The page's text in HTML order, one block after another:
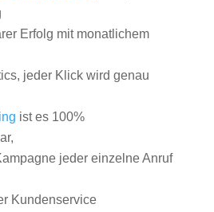
Erfolg mit monatlichem
jeder Klick wird genau
ist es 100%
jeder einzelne Anruf
Kundenservice